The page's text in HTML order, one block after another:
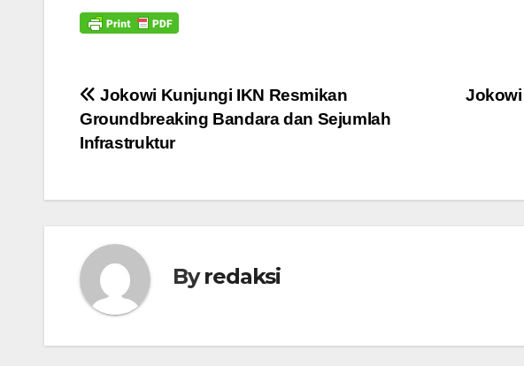
Navigasi
pos
Jokowi
Jokowi Kunjungi IKN Resmikan
Groundbreaking Bandara dan Sejumlah
Infrastruktur
Byredaksi